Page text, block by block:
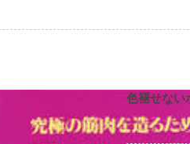
色褪せない